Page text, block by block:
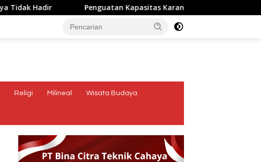
Penguatan Kapasitas Karang Taruna, Dosen Unwira Gelar
Religi Milineal Wisata Budaya